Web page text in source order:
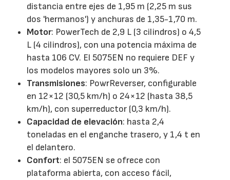
distancia entre ejes de 1,95 m (2,25 m sus
dos 'hermanos') y anchuras de 1,35-1,70 m.
Motor: PowerTech de 2,9 L (3 cilindros) o 4,5
L (4 cilindros), con una potencia máxima de
hasta 106 CV. El 5075EN no requiere DEF y
los modelos mayores solo un 3%.
Transmisiones: PowrReverser, configurable
en 12×12 (30,5 km/h) o 24×12 (hasta 38,5
km/h), con superreductor (0,3 km/h).
Capacidad de elevación: hasta 2,4
toneladas en el enganche trasero, y 1,4 t en
el delantero.
Confort: el 5075EN se ofrece con
plataforma abierta, con acceso fácil,